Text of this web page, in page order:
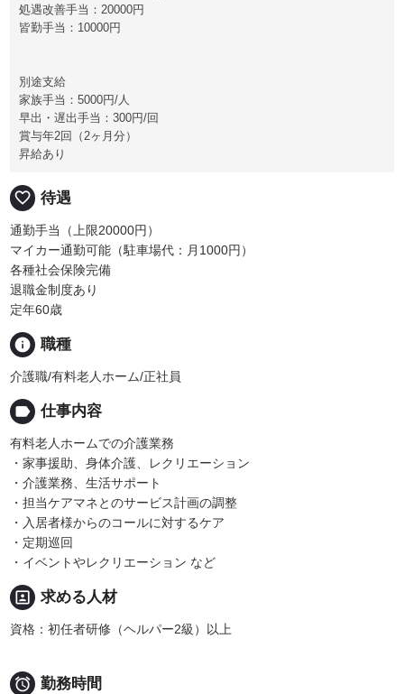
処遇改善手当：20000円
皆勤手当：10000円
別途支給
家族手当：5000円/人
早出・遅出手当：300円/回
賞与年2回（2ヶ月分）
昇給あり
favorite_border 待遇
通勤手当（上限20000円）
マイカー通勤可能（駐車場代：月1000円）
各種社会保険完備
退職金制度あり
定年60歳
info 職種
介護職/有料老人ホーム/正社員
label 仕事内容
有料老人ホームでの介護業務
・家事援助、身体介護、レクリエーション
・介護業務、生活サポート
・担当ケアマネとのサービス計画の調整
・入居者様からのコールに対するケア
・定期巡回
・イベントやレクリエーション など
portrait 求める人材
資格：初任者研修（ヘルパー2級）以上
 勤務時間